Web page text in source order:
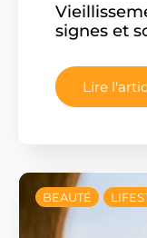
signes et
Lire
BEAUTÉ